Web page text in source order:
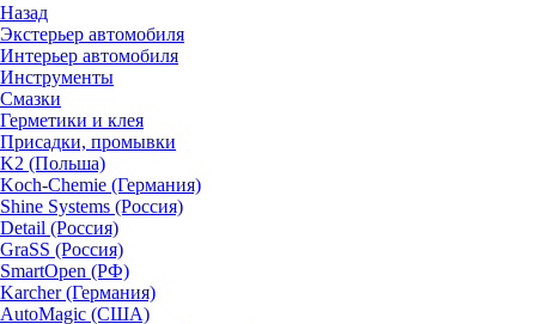
Назад
Экстерьер автомобиля
Интерьер автомобиля
Инструменты
Смазки
Герметики и клея
Присадки, промывки
K2 (Польша)
Koch-Chemie (Германия)
Shine Systems (Россия)
Detail (Россия)
GraSS (Россия)
SmartOpen (РФ)
Karcher (Германия)
AutoMagic (США)